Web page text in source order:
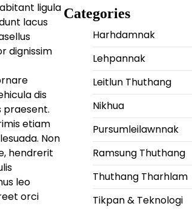
ligula
lacus
dignissim
dis
praesent.
etiam
Non
hendrerit
leo
orci
Categories
Harhdamnak
Lehpannak
Leitlun Thuthang
Nikhua
Pursumleilawnnak
Ramsung Thuthang
Thuthang Tharhlam
Tikpan & Teknologi